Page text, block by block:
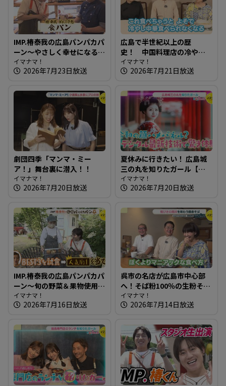
IMP.椿泰我の広島パンパカパ
ーン～やさしく幸せになる
パン屋さん
イマナマ！
2026年7月23日放送
広島で半世紀以上の歴
史！ 中国料理店の冷やし
中華～ 北京料理 桂蘭【たま
にはそとランチ】
イマナマ！
2026年7月21日放送
劇団四季「マンマ・ミー
ア！」舞台裏に潜入！！
イマナマ！
2026年7月20日放送
夏休みに行きたい！ 広島城
三の丸を知りたガール【街
ネタ！知りたガール】
イマナマ！
2026年7月20日放送
IMP.椿泰我の広島パンパカパ
ーン～旬の野菜＆果物使用
のパン オリジナリティ満載
のパン屋さんへ
イマナマ！
2026年7月16日放送
呉市の名店が広島市中心部
へ！そば粉100％の生粉そば
～饕餮庵【たまにはそとラ
ンチ】
イマナマ！
2026年7月14日放送